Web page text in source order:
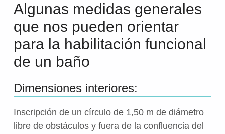
Algunas medidas generales
que nos pueden orientar
para la habilitación funcional
de un baño
Dimensiones interiores:
Inscripción de un círculo de 1,50 m de diámetro
libre de obstáculos y fuera de la confluencia del